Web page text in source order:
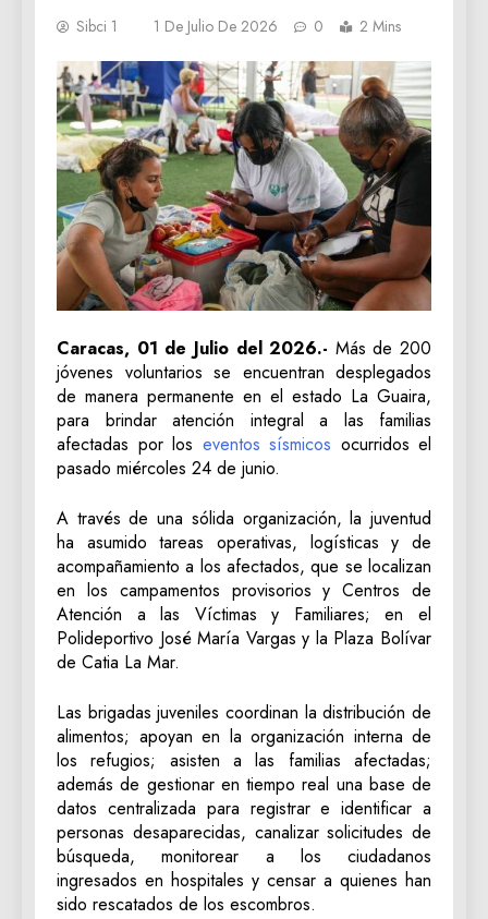
Sibci 1 1 De Julio De 2026 0 2 Mins
Caracas, 01 de Julio del 2026.- Más de 200
jóvenes voluntarios se encuentran desplegados
de manera permanente en el estado La Guaira,
para brindar atención integral a las familias
afectadas por los eventos sísmicos ocurridos el
pasado miércoles 24 de junio.
A través de una sólida organización, la juventud
ha asumido tareas operativas, logísticas y de
acompañamiento a los afectados, que se localizan
en los campamentos provisorios y Centros de
Atención a las Víctimas y Familiares; en el
Polideportivo José María Vargas y la Plaza Bolívar
de Catia La Mar.
Las brigadas juveniles coordinan la distribución de
alimentos; apoyan en la organización interna de
los refugios; asisten a las familias afectadas;
además de gestionar en tiempo real una base de
datos centralizada para registrar e identificar a
personas desaparecidas, canalizar solicitudes de
búsqueda, monitorear a los ciudadanos
ingresados en hospitales y censar a quienes han
sido rescatados de los escombros.